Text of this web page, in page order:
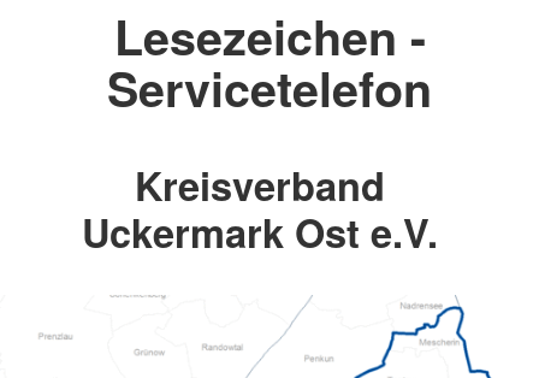
Lesezeichen -
Servicetelefon
Kreisverband
Uckermark Ost e.V.